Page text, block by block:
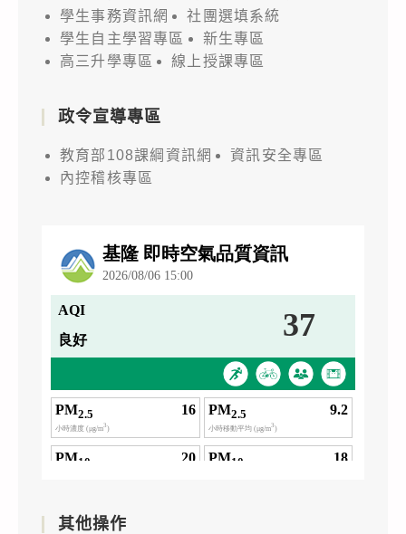
學生事務資訊網
社團選填系統
學生自主學習專區
新生專區
高三升學專區
線上授課專區
政令宣導專區
教育部108課綱資訊網
資訊安全專區
內控稽核專區
其他操作